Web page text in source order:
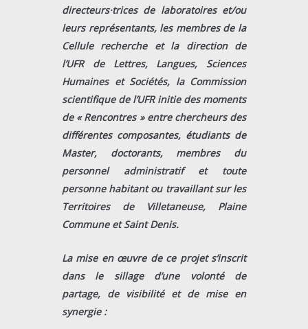
directeurs·trices de laboratoires et/ou
leurs représentants, les membres de la
Cellule recherche et la direction de
l’UFR de Lettres, Langues, Sciences
Humaines et Sociétés, la Commission
scientifique de l’UFR initie des moments
de « Rencontres » entre chercheurs des
différentes composantes, étudiants de
Master, doctorants, membres du
personnel administratif et toute
personne habitant ou travaillant sur les
Territoires de Villetaneuse, Plaine
Commune et Saint Denis.
La mise en œuvre de ce projet s’inscrit
dans le sillage d’une volonté de
partage, de visibilité et de mise en
synergie :